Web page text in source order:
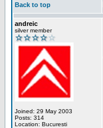
Back to top
andreic
silver member
Joined: 29 May 2003
Posts: 314
Location: Bucuresti